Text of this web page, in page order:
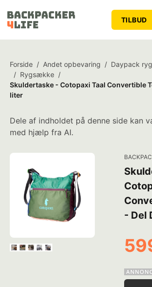
TILBUD
Forside / Andet opbevaring / Daypack
/ Rygsække /
Skuldertaske - Cotopaxi Taal Convertible
liter
Dele af indholdet på denne side kan
med hjælp fra AI.
- Del